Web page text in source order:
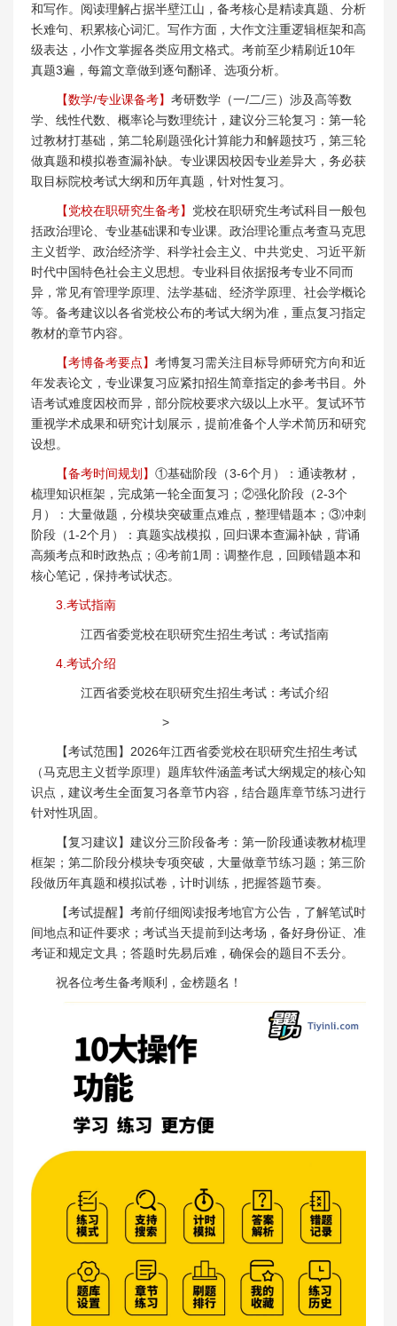
和写作。阅读理解占据半壁江山，备考核心是精读真题、分析
长难句、积累核心词汇。写作方面，大作文注重逻辑框架和高
级表达，小作文掌握各类应用文格式。考前至少精刷近10年
真题3遍，每篇文章做到逐句翻译、选项分析。
【数学/专业课备考】 考研数学（一/二/三）涉及高等数
学、线性代数、概率论与数理统计，建议分三轮复习：第一轮
过教材打基础，第二轮刷题强化计算能力和解题技巧，第三轮
做真题和模拟卷查漏补缺。专业课因校因专业差异大，务必获
取目标院校考试大纲和历年真题，针对性复习。
【党校在职研究生备考】 党校在职研究生考试科目一般包
括政治理论、专业基础课和专业课。政治理论重点考查马克思
主义哲学、政治经济学、科学社会主义、中共党史、习近平新
时代中国特色社会主义思想。专业科目依据报考专业不同而
异，常见有管理学原理、法学基础、经济学原理、社会学概论
等。备考建议以各省党校公布的考试大纲为准，重点复习指定
教材的章节内容。
【考博备考要点】 考博复习需关注目标导师研究方向和近
年发表论文，专业课复习应紧扣招生简章指定的参考书目。外
语考试难度因校而异，部分院校要求六级以上水平。复试环节
重视学术成果和研究计划展示，提前准备个人学术简历和研究
设想。
【备考时间规划】 ①基础阶段（3-6个月）：通读教材，
梳理知识框架，完成第一轮全面复习；②强化阶段（2-3个
月）：大量做题，分模块突破重点难点，整理错题本；③冲刺
阶段（1-2个月）：真题实战模拟，回归课本查漏补缺，背诵
高频考点和时政热点；④考前1周：调整作息，回顾错题本和
核心笔记，保持考试状态。
3.考试指南
江西省委党校在职研究生招生考试：考试指南
4.考试介绍
江西省委党校在职研究生招生考试：考试介绍
>
【考试范围】2026年江西省委党校在职研究生招生考试
（马克思主义哲学原理）题库软件涵盖考试大纲规定的核心知
识点，建议考生全面复习各章节内容，结合题库章节练习进行
针对性巩固。
【复习建议】建议分三阶段备考：第一阶段通读教材梳理
框架；第二阶段分模块专项突破，大量做章节练习题；第三阶
段做历年真题和模拟试卷，计时训练，把握答题节奏。
【考试提醒】考前仔细阅读报考地官方公告，了解笔试时
间地点和证件要求；考试当天提前到达考场，备好身份证、准
考证和规定文具；答题时先易后难，确保会的题目不丢分。
祝各位考生备考顺利，金榜题名！